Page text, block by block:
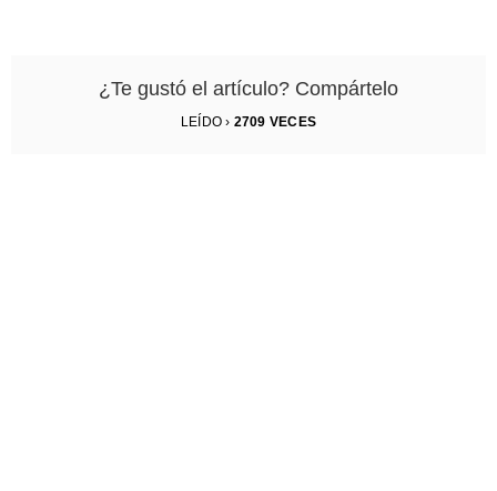
¿Te gustó el artículo? Compártelo
LEÍDO › 2709 VECES